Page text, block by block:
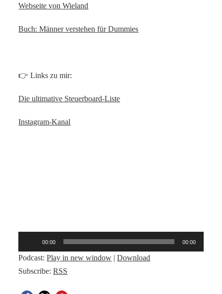
Webseite von Wieland
Buch: Männer verstehen für Dummies
👉 Links zu mir:
Die ultimative Steuerboard-Liste
Instagram-Kanal
Player
00:00 00:00
Podcast:Play in new window |Download
Subscribe:RSS